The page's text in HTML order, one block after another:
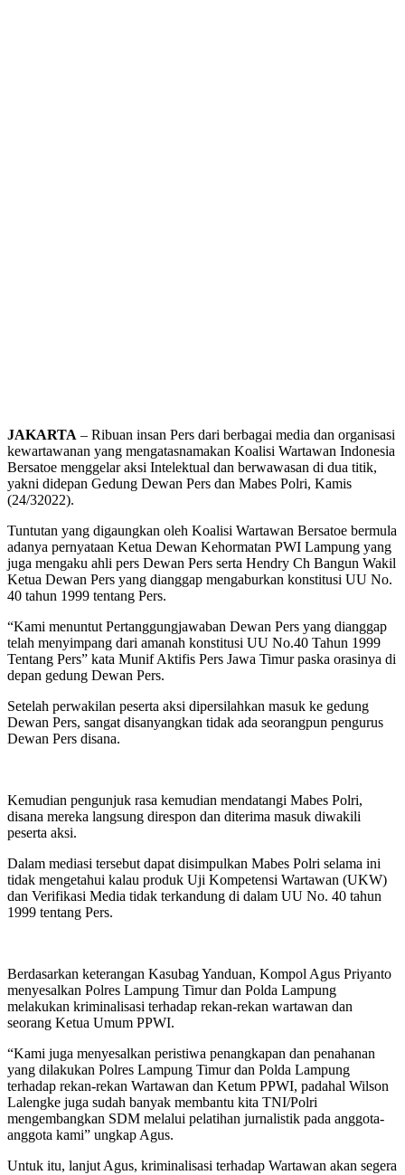
JAKARTA – Ribuan insan Pers dari berbagai media dan organisasi
kewartawanan yang mengatasnamakan Koalisi Wartawan Indonesia
Bersatoe menggelar aksi Intelektual dan berwawasan di dua titik,
yakni didepan Gedung Dewan Pers dan Mabes Polri, Kamis
(24/32022).
Tuntutan yang digaungkan oleh Koalisi Wartawan Bersatoe bermula
adanya pernyataan Ketua Dewan Kehormatan PWI Lampung yang
juga mengaku ahli pers Dewan Pers serta Hendry Ch Bangun Wakil
Ketua Dewan Pers yang dianggap mengaburkan konstitusi UU No.
40 tahun 1999 tentang Pers.
“Kami menuntut Pertanggungjawaban Dewan Pers yang dianggap
telah menyimpang dari amanah konstitusi UU No.40 Tahun 1999
Tentang Pers” kata Munif Aktifis Pers Jawa Timur paska orasinya di
depan gedung Dewan Pers.
Setelah perwakilan peserta aksi dipersilahkan masuk ke gedung
Dewan Pers, sangat disanyangkan tidak ada seorangpun pengurus
Dewan Pers disana.
Kemudian pengunjuk rasa kemudian mendatangi Mabes Polri,
disana mereka langsung direspon dan diterima masuk diwakili
peserta aksi.
Dalam mediasi tersebut dapat disimpulkan Mabes Polri selama ini
tidak mengetahui kalau produk Uji Kompetensi Wartawan (UKW)
dan Verifikasi Media tidak terkandung di dalam UU No. 40 tahun
1999 tentang Pers.
Berdasarkan keterangan Kasubag Yanduan, Kompol Agus Priyanto
menyesalkan Polres Lampung Timur dan Polda Lampung
melakukan kriminalisasi terhadap rekan-rekan wartawan dan
seorang Ketua Umum PPWI.
“Kami juga menyesalkan peristiwa penangkapan dan penahanan
yang dilakukan Polres Lampung Timur dan Polda Lampung
terhadap rekan-rekan Wartawan dan Ketum PPWI, padahal Wilson
Lalengke juga sudah banyak membantu kita TNI/Polri
mengembangkan SDM melalui pelatihan jurnalistik pada anggota-
anggota kami” ungkap Agus.
Untuk itu, lanjut Agus, kriminalisasi terhadap Wartawan akan segera